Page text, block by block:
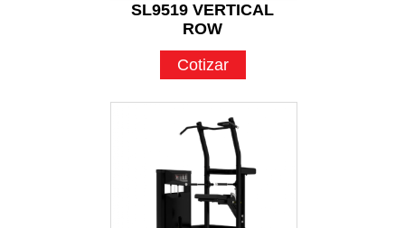
SL9519 VERTICAL
ROW
Cotizar